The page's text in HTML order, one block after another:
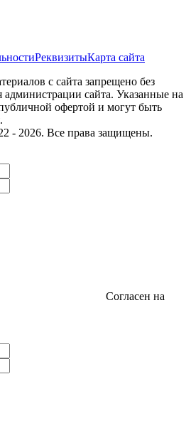
РеквизитыКарта сайта
с сайта запрещено без
сайта. Указанные на
офертой и могут быть
- 2026. Все права защищены.
Согласен на